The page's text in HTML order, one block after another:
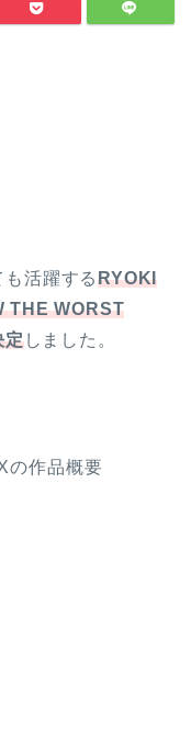
も活躍するRYOKI
THE WORST
定しました。
の作品概要